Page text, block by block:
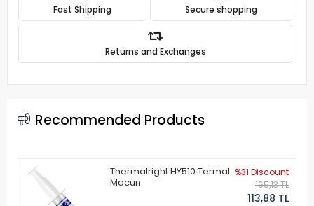
Fast Shipping Secure shopping
Returns and Exchanges
Recommended Products
Thermalright HY510 Termal
Macun
%31 Discount
165,13 TL
113,88 TL